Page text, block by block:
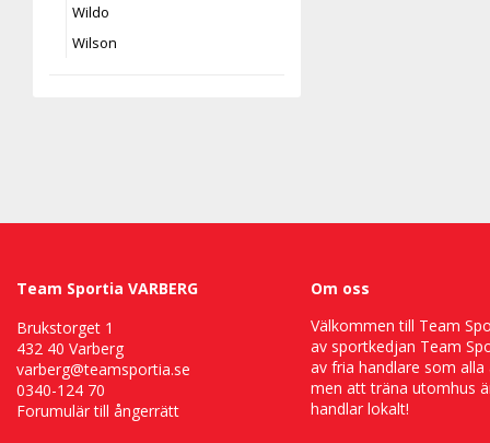
Wildo
Wilson
Team Sportia VARBERG
Brukstorget 1
432 40 Varberg
varberg@teamsportia.se
0340-124 70
Forumulär till ångerrätt
Om oss
Välkommen till Team
av sportkedjan Team
av fria handlare som
men att träna utomhus
handlar lokalt!